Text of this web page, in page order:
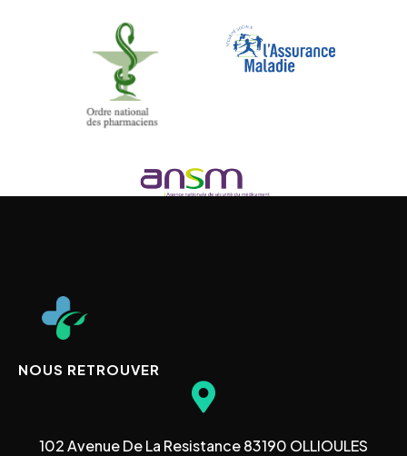
NOUS RETROUVER
102 Avenue De La Resistance 83190 OLLIOULES